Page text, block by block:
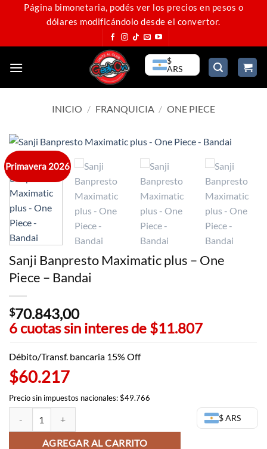
Página bimonetaria, podés ver los precios en pesos o
dólares modificándolo desde el convertor.
$
ARS
INICIO / FRANQUICIA / ONE PIECE
Primavera 2026
Sanji Banpresto Maximatic plus – One
Piece – Bandai
$70.843,00
6 cuotas sin interes de $11.807
Débito/Transf. bancaria 15% Off
$60.217
Precio sin impuestos nacionales: $49.766
$ ARS
Sanji Banpresto Maximatic plus - One Piece - Bandai cantidad
AGREGAR AL CARRITO